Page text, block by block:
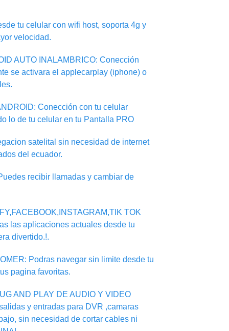
tu celular con wifi host, soporta 4g y
velocidad.
AUTO INALAMBRICO: Conección
se activara el applecarplay (iphone) o
Conección con tu celular
lo de tu celular en tu Pantalla PRO
satelital sin necesidad de internet
del ecuador.
recibir llamadas y cambiar de
TOK
las aplicaciones actuales desde tu
divertido.!.
Podras navegar sin limite desde tu
pagina favoritas.
AND PLAY DE AUDIO Y VIDEO
y entradas para DVR ,camaras
sin necesidad de cortar cables ni